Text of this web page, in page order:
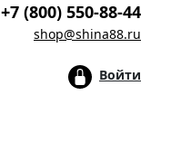
+7 (800) 550-88-44
shop@shina88.ru
Войти